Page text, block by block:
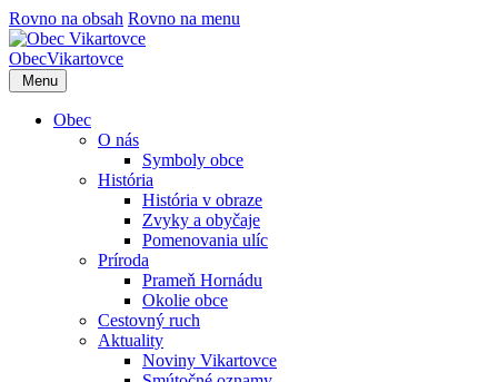
Rovno na obsah Rovno na menu
ObecVikartovce
Menu
Obec
O nás
Symboly obce
História
História v obraze
Zvyky a obyčaje
Pomenovania ulíc
Príroda
Prameň Hornádu
Okolie obce
Cestovný ruch
Aktuality
Noviny Vikartovce